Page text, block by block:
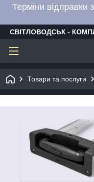
Терміни відправки
СВІТЛОВОДСЬК -
Товари та послуги